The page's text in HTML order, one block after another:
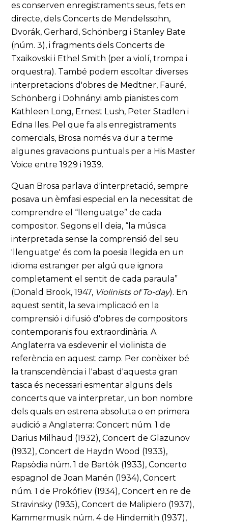
es conserven enregistraments seus, fets en
directe, dels Concerts de Mendelssohn,
Dvorák, Gerhard, Schönberg i Stanley Bate
(núm. 3), i fragments dels Concerts de
Txaikovski i Ethel Smith (per a violí, trompa i
orquestra). També podem escoltar diverses
interpretacions d'obres de Medtner, Fauré,
Schönberg i Dohnányi amb pianistes com
Kathleen Long, Ernest Lush, Peter Stadlen i
Edna Iles. Pel que fa als enregistraments
comercials, Brosa només va dur a terme
algunes gravacions puntuals per a His Master
Voice entre 1929 i 1939.
Quan Brosa parlava d'interpretació, sempre
posava un èmfasi especial en la necessitat de
comprendre el “llenguatge” de cada
compositor. Segons ell deia, “la música
interpretada sense la comprensió del seu
'llenguatge' és com la poesia llegida en un
idioma estranger per algú que ignora
completament el sentit de cada paraula”
(Donald Brook, 1947, Violinists of To-day). En
aquest sentit, la seva implicació en la
comprensió i difusió d'obres de compositors
contemporanis fou extraordinària. A
Anglaterra va esdevenir el violinista de
referència en aquest camp. Per conèixer bé
la transcendència i l'abast d'aquesta gran
tasca és necessari esmentar alguns dels
concerts que va interpretar, un bon nombre
dels quals en estrena absoluta o en primera
audició a Anglaterra: Concert núm. 1 de
Darius Milhaud (1932), Concert de Glazunov
(1932), Concert de Haydn Wood (1933),
Rapsòdia núm. 1 de Bartók (1933), Concerto
espagnol de Joan Manén (1934), Concert
núm. 1 de Prokófiev (1934), Concert en re de
Stravinsky (1935), Concert de Malipiero (1937),
Kammermusik núm. 4 de Hindemith (1937),